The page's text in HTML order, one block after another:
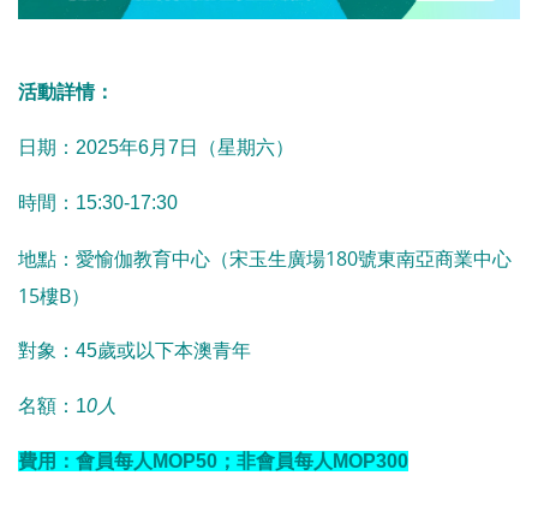
活動詳情：
日期： 2025年6月7日（星期六）
時間：15:30-17:30
地點： 愛愉伽教育中心（宋玉生廣場180號東南亞商業中心
15樓B）
對象： 45歲或以下本澳青年
名額：10人
費用：會員每人MOP50 ；非會員每人MOP300